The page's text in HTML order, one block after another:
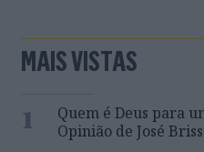
MAIS VISTAS
1
Quem é Deus para
Opinião de José